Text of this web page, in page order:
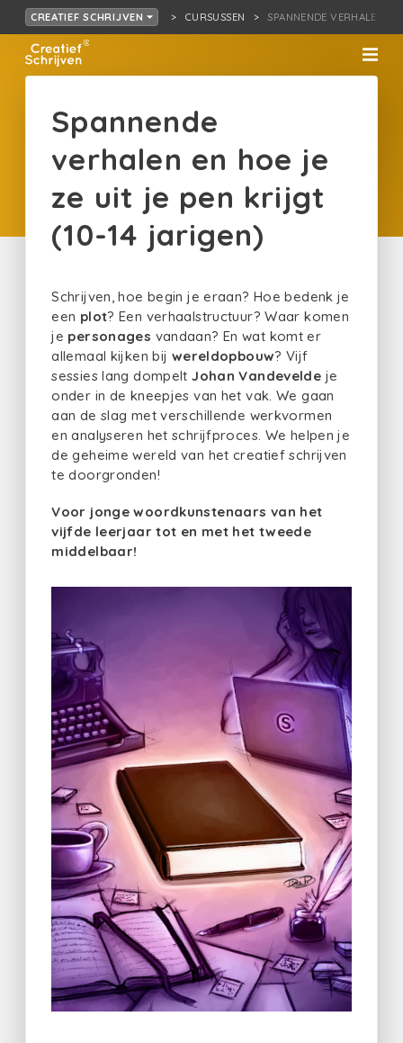
CREATIEF SCHRIJVEN CURSUSSEN SPANNENDE VERHALEN
Spannende
verhalen en hoe je
ze uit je pen krijgt
(10-14 jarigen)
Schrijven, hoe begin je eraan? Hoe bedenk je
een plot? Een verhaalstructuur? Waar komen
je personages vandaan? En wat komt er
allemaal kijken bij wereldopbouw? Vijf
sessies lang dompeltJohan Vandevelde je
onder in de kneepjes van het vak. We gaan
aan de slag met verschillende werkvormen
en analyseren het schrijfproces. We helpen je
de geheime wereld van het creatief schrijven
te doorgronden!
Voor jonge woordkunstenaars van het
vijfde leerjaar tot en met het tweede
middelbaar!